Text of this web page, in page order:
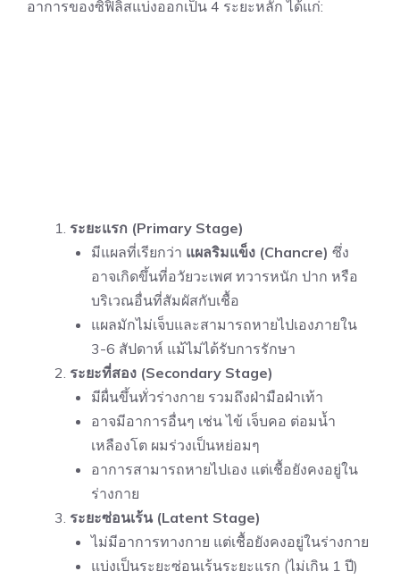
อาการของซิฟิลิสแบ่งออกเป็น 4 ระยะหลัก ได้แก่:
ระยะแรก (Primary Stage)
มีแผลที่เรียกว่า แผลริมแข็ง (Chancre) ซึ่ง
อาจเกิดขึ้นที่อวัยวะเพศ ทวารหนัก ปาก หรือ
บริเวณอื่นที่สัมผัสกับเชื้อ
แผลมักไม่เจ็บและสามารถหายไปเองภายใน
3-6 สัปดาห์ แม้ไม่ได้รับการรักษา
ระยะที่สอง (Secondary Stage)
มีผื่นขึ้นทั่วร่างกาย รวมถึงฝ่ามือฝ่าเท้า
อาจมีอาการอื่นๆ เช่น ไข้ เจ็บคอ ต่อมน้ำ
เหลืองโต ผมร่วงเป็นหย่อมๆ
อาการสามารถหายไปเอง แต่เชื้อยังคงอยู่ใน
ร่างกาย
ระยะซ่อนเร้น (Latent Stage)
ไม่มีอาการทางกาย แต่เชื้อยังคงอยู่ในร่างกาย
แบ่งเป็นระยะซ่อนเร้นระยะแรก (ไม่เกิน 1 ปี)